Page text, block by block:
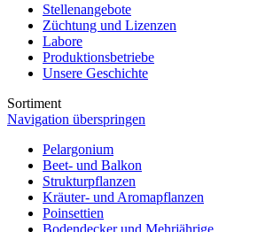
Stellenangebote
Züchtung und Lizenzen
Labore
Produktionsbetriebe
Unsere Geschichte
Sortiment
Navigation überspringen
Pelargonium
Beet- und Balkon
Strukturpflanzen
Kräuter- und Aromapflanzen
Poinsettien
Bodendecker und Mehrjährige